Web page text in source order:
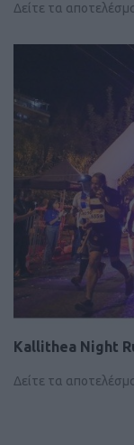
Δείτε τα
Kallithea Night
Δείτε τα